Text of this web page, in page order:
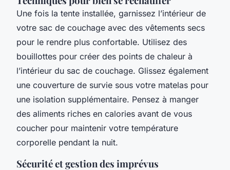
Une fois la tente installée, garnissez l’intérieur de
votre sac de couchage avec des vêtements secs
pour le rendre plus confortable. Utilisez des
bouillottes pour créer des points de chaleur à
l’intérieur du sac de couchage. Glissez également
une couverture de survie sous votre matelas pour
une isolation supplémentaire. Pensez à manger
des aliments riches en calories avant de vous
coucher pour maintenir votre température
corporelle pendant la nuit.
Sécurité et gestion des imprévus